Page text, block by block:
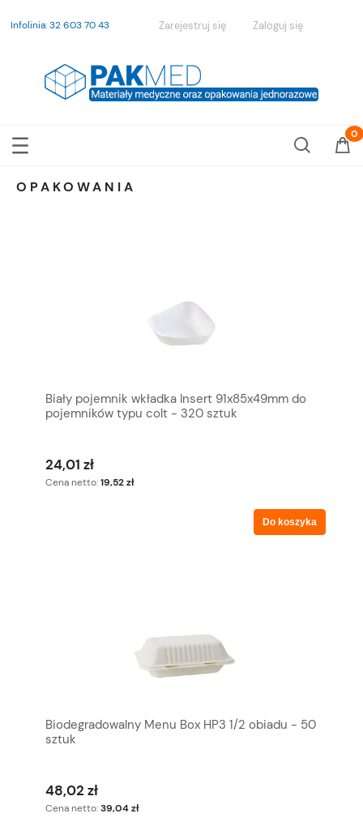
Infolinia: 32 603 70 43 Zarejestruj się Zaloguj się
OPAKOWANIA
Biały pojemnik wkładka Insert 91x85x49mm do
pojemników typu colt - 320 sztuk
24,01 zł
Cena netto:19,52 zł
Do koszyka
Biodegradowalny Menu Box HP3 1/2 obiadu - 50
sztuk
48,02 zł
Cena netto:39,04 zł